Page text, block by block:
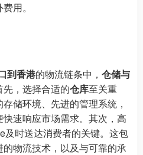
用。
到香港的物流链条中， 仓储与
，选择合适的仓库至关重
储环境、先进的管理系统，
速响应市场需求。其次，高
及时送达消费者的关键。这包
物流技术，以及与可靠的承